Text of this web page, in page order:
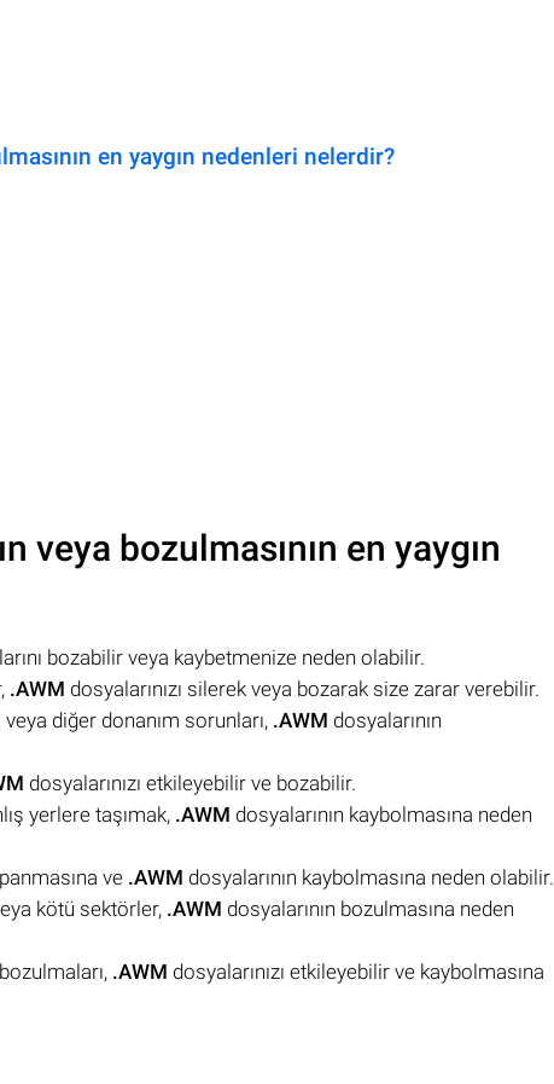
en yaygın nedenleri nelerdir?
veya bozulmasının en yaygın
bozabilir veya kaybetmenize neden olabilir.
.AWM dosyalarınızı silerek veya bozarak size zarar verebilir.
veya diğer donanım sorunları, .AWM dosyalarının
dosyalarınızı etkileyebilir ve bozabilir.
yerlere taşımak, .AWM dosyalarının kaybolmasına neden
ve .AWM dosyalarının kaybolmasına neden olabilir.
kötü sektörler, .AWM dosyalarının bozulmasına neden
.AWM dosyalarınızı etkileyebilir ve kaybolmasına